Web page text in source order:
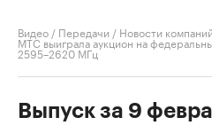
Видео / Передачи / Новости компаний
МТС выиграла аукцион на
2595–2620 МГц
Выпуск за 9